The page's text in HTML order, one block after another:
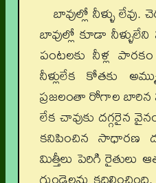
బావుల్లో నీళ్ళు లేవు.
బావుల్లో కూడా
పంటలకు నీళ్ల
నీళ్లులేక కోతకు
ప్రజలంతా రోగాల బారిన
లేక చావుకు దగ్గరైన
కనిపించిన సాధారణ
మిత్తీలు పెరిగి రైతులు